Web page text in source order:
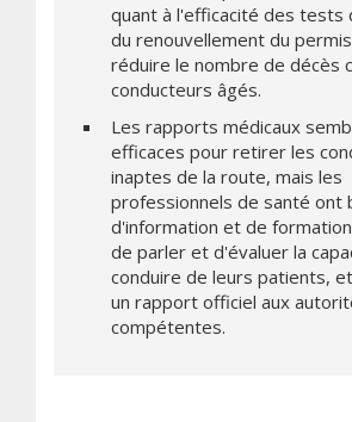
quant à l'efficacité des tests
du renouvellement du
réduire le nombre de décès
conducteurs âgés.
Les rapports médicaux
efficaces pour retirer les
inaptes de la route, mais les
professionnels de santé ont
d'information et de
de parler et d'évaluer la
conduire de leurs patients,
un rapport officiel aux
compétentes.